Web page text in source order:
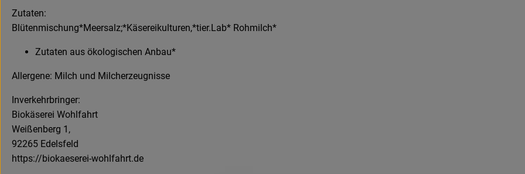
Zutaten:
Blütenmischung*Meersalz;*Käsereikulturen,*tier.Lab* Rohmilch*
Zutaten aus ökologischen Anbau*
Allergene: Milch und Milcherzeugnisse
Inverkehrbringer:
Biokäserei Wohlfahrt
Weißenberg 1,
92265 Edelsfeld
https://biokaeserei-wohlfahrt.de